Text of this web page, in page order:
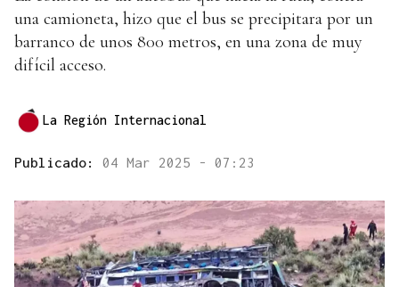
una camioneta, hizo que el bus se precipitara por un
barranco de unos 800 metros, en una zona de muy
difícil acceso.
La Región Internacional
Publicado: 04 Mar 2025 - 07:23